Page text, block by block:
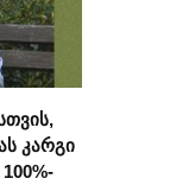
კარგი